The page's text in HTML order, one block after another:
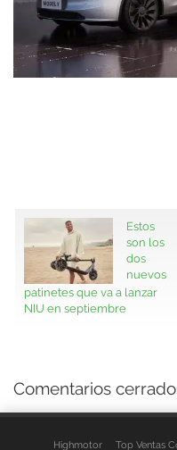
Estos
son los
dos
nuevos
patinetes que va a lanzar
NIU en septiembre
Comentarios
Highmotor Top Ventas